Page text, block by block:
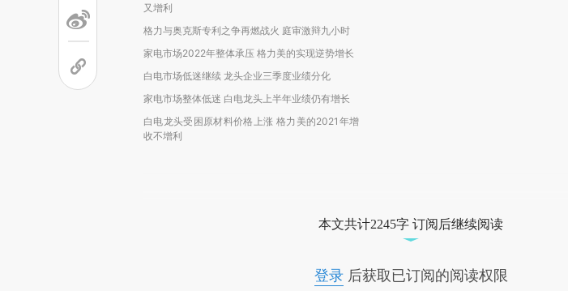
又增利
格力与奥克斯专利之争再燃战火 庭审激辩九小时
家电市场2022年整体承压 格力美的实现逆势增长
白电市场低迷继续 龙头企业三季度业绩分化
家电市场整体低迷 白电龙头上半年业绩仍有增长
白电龙头受困原材料价格上涨 格力美的2021年增
收不增利
本文共计2245字 订阅后继续阅读
登录后获取已订阅的阅读权限